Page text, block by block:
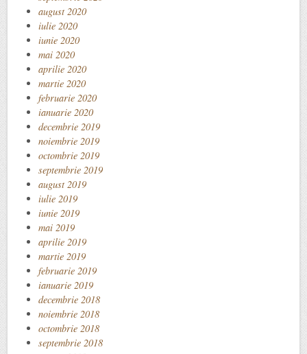
august 2020
iulie 2020
iunie 2020
mai 2020
aprilie 2020
martie 2020
februarie 2020
ianuarie 2020
decembrie 2019
noiembrie 2019
octombrie 2019
septembrie 2019
august 2019
iulie 2019
iunie 2019
mai 2019
aprilie 2019
martie 2019
februarie 2019
ianuarie 2019
decembrie 2018
noiembrie 2018
octombrie 2018
septembrie 2018